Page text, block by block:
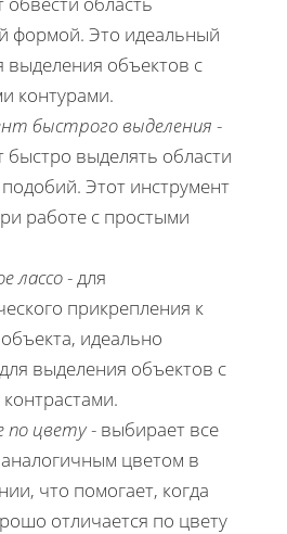
формой. Это идеальный
выделения объектов с
контурами.
быстрого выделения -
быстро выделять области
Этот инструмент
работе с простыми
лассо- для
прикрепления к
идеально
выделения объектов с
по цвету- выбирает все
аналогичным цветом в
что помогает, когда
отличается по цвету